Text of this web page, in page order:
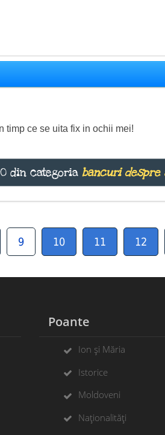
timp ce se uita fix in ochii mei!
din categoria bancuri despre
9 10 11 12
Poante
Ion și Măria
Istorice
Moldoveni
Naționalități